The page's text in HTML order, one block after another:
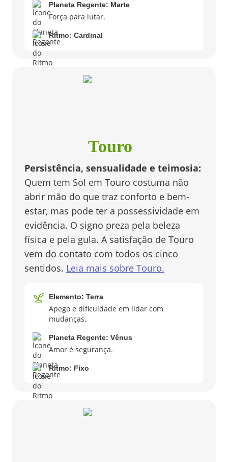
Planeta Regente: Marte
Força para lutar.
Ritmo: Cardinal
Touro
Persistência, sensualidade e teimosia:
Quem tem Sol em Touro costuma não
abrir mão do que traz conforto e bem-
estar, mas pode ter a possessividade em
evidência. O signo preza pela beleza
física e pela gula. A satisfação de Touro
vem do contato com todos os cinco
sentidos. Leia mais sobre Touro.
Elemento: Terra
Apego e dificuldade em lidar com
mudanças.
Planeta Regente: Vênus
Amor é segurança.
Ritmo: Fixo